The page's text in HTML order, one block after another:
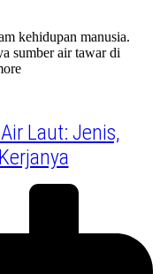
kehidupan manusia.
sumber air tawar di
Laut: Jenis,